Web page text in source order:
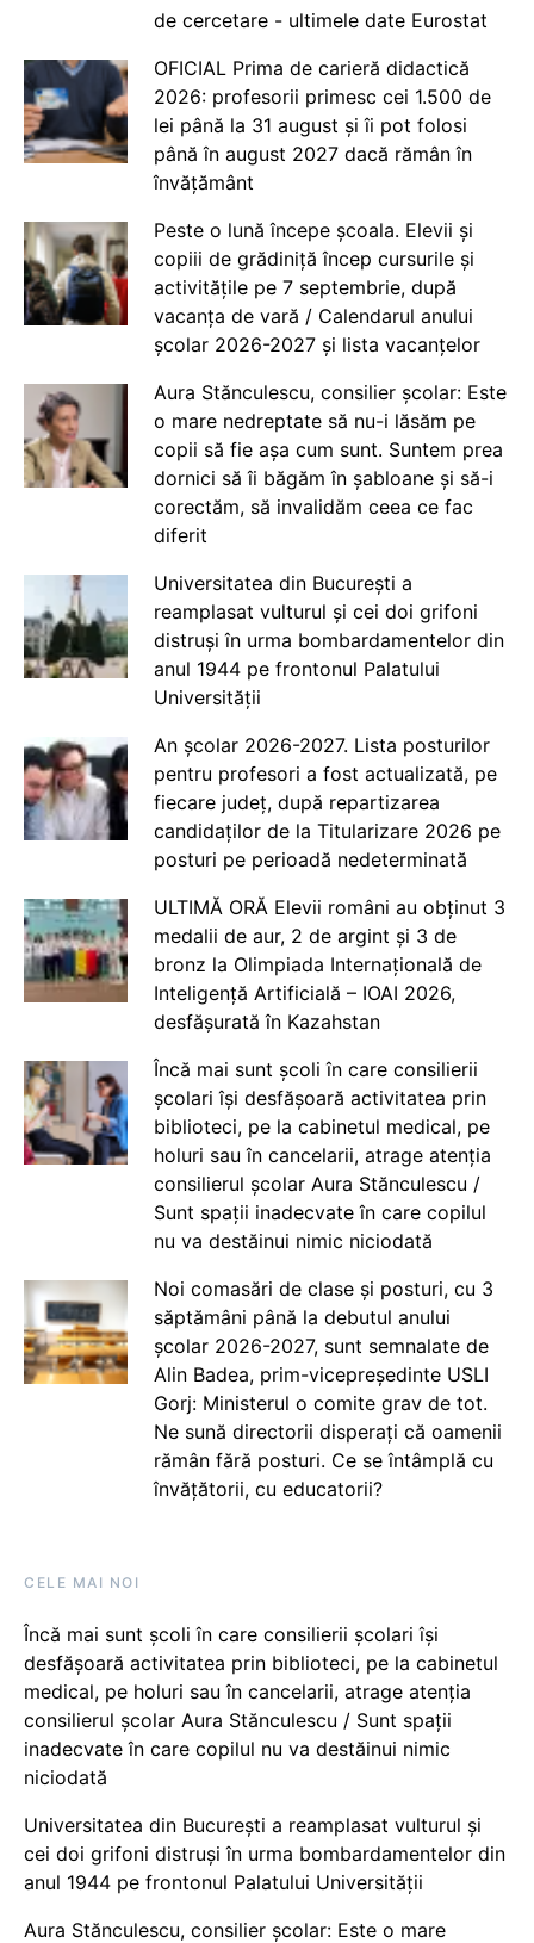
de cercetare - ultimele date Eurostat
OFICIAL Prima de carieră didactică
2026: profesorii primesc cei 1.500 de
lei până la 31 august și îi pot folosi
până în august 2027 dacă rămân în
învățământ
Peste o lună începe școala. Elevii și
copiii de grădiniță încep cursurile și
activitățile pe 7 septembrie, după
vacanța de vară / Calendarul anului
școlar 2026-2027 și lista vacanțelor
Aura Stănculescu, consilier școlar: Este
o mare nedreptate să nu-i lăsăm pe
copii să fie așa cum sunt. Suntem prea
dornici să îi băgăm în șabloane și să-i
corectăm, să invalidăm ceea ce fac
diferit
Universitatea din București a
reamplasat vulturul și cei doi grifoni
distruși în urma bombardamentelor din
anul 1944 pe frontonul Palatului
Universității
An școlar 2026-2027. Lista posturilor
pentru profesori a fost actualizată, pe
fiecare județ, după repartizarea
candidaților de la Titularizare 2026 pe
posturi pe perioadă nedeterminată
ULTIMĂ ORĂ Elevii români au obținut 3
medalii de aur, 2 de argint și 3 de
bronz la Olimpiada Internațională de
Inteligență Artificială – IOAI 2026,
desfășurată în Kazahstan
Încă mai sunt școli în care consilierii
școlari își desfășoară activitatea prin
biblioteci, pe la cabinetul medical, pe
holuri sau în cancelarii, atrage atenția
consilierul școlar Aura Stănculescu /
Sunt spații inadecvate în care copilul
nu va destăinui nimic niciodată
Noi comasări de clase și posturi, cu 3
săptămâni până la debutul anului
școlar 2026-2027, sunt semnalate de
Alin Badea, prim-vicepreședinte USLI
Gorj: Ministerul o comite grav de tot.
Ne sună directorii disperați că oamenii
rămân fără posturi. Ce se întâmplă cu
învățătorii, cu educatorii?
CELE MAI NOI
Încă mai sunt școli în care consilierii școlari își
desfășoară activitatea prin biblioteci, pe la cabinetul
medical, pe holuri sau în cancelarii, atrage atenția
consilierul școlar Aura Stănculescu / Sunt spații
inadecvate în care copilul nu va destăinui nimic
niciodată
Universitatea din București a reamplasat vulturul și
cei doi grifoni distruși în urma bombardamentelor din
anul 1944 pe frontonul Palatului Universității
Aura Stănculescu, consilier școlar: Este o mare